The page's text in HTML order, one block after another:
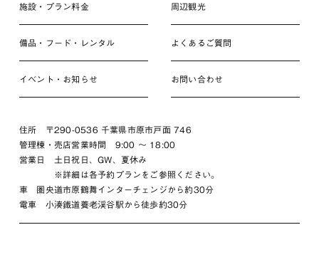
施設・プラン料金
備品・フード・レンタル
イベント・お知らせ
周辺観光
よくあるご質問
お問い合わせ
住所 〒290-0536 千葉県市原市戸面 746
管理棟・売店営業時間 9:00 〜 18:00
営業日 土日祝日、GW、夏休み
※詳細は各予約プランをご参照ください。
車 圏央道市原鶴舞インターチェンジから約30分
電車 小湊鐵道養老渓谷駅から徒歩約30分